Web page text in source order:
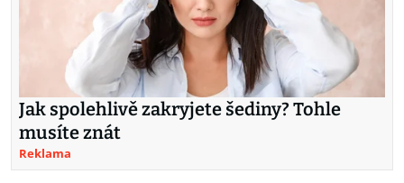
Jak spolehlivě zakryjete šediny? Tohle
musíte znát
Reklama